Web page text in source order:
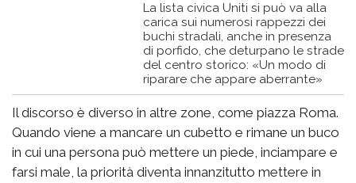
La lista civica Uniti si può va alla
carica sui numerosi rappezzi dei
buchi stradali, anche in presenza
di porfido, che deturpano le strade
del centro storico: «Un modo di
riparare che appare aberrante»
Il discorso è diverso in altre zone, come piazza Roma.
Quando viene a mancare un cubetto e rimane un buco
in cui una persona può mettere un piede, inciampare e
farsi male, la priorità diventa innanzitutto mettere in